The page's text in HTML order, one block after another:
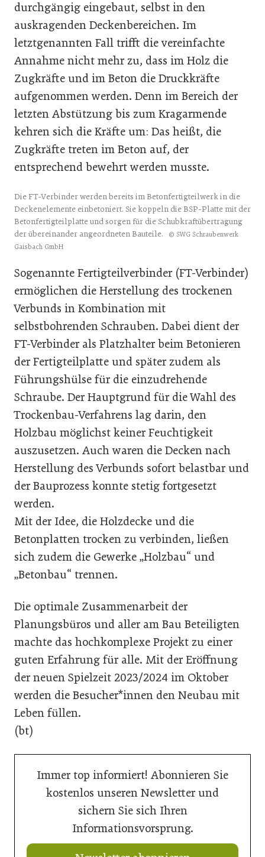
durchgängig eingebaut, selbst in den
auskragenden Deckenbereichen. Im
letztgenannten Fall trifft die vereinfachte
Annahme nicht mehr zu, dass im Holz die
Zugkräfte und im Beton die Druckkräfte
aufgenommen werden. Denn im Bereich der
letzten Abstützung bis zum Kragarmende
kehren sich die Kräfte um: Das heißt, die
Zugkräfte treten im Beton auf, der
entsprechend bewehrt werden musste.
Die FT-Verbinder werden bereits im Betonfertigteilwerk in die
Deckenelemente einbetoniert. Sie koppeln die BSP-Platte mit der
Betonfertigteilplatte und sorgen für die Schubkraftübertragung
der übereinander angeordneten Bauteile.
© SWG Schraubenwerk
Gaisbach GmbH
Sogenannte Fertigteilverbinder (FT-Verbinder)
ermöglichen die Herstellung des trockenen
Verbunds in Kombination mit
selbstbohrenden Schrauben. Dabei dient der
FT-Verbinder als Platzhalter beim Betonieren
der Fertigteilplatte und später zudem als
Führungshülse für die einzudrehende
Schraube. Der Hauptgrund für die Wahl des
Trockenbau-Verfahrens lag darin, den
Holzbau möglichst keiner Feuchtigkeit
auszusetzen. Auch waren die Decken nach
Herstellung des Verbunds sofort belastbar und
der Bauprozess konnte stetig fortgesetzt
werden.
Mit der Idee, die Holzdecke und die
Betonplatten trocken zu verbinden, ließen
sich zudem die Gewerke „Holzbau“ und
„Betonbau“ trennen.
Die optimale Zusammenarbeit der
Planungsbüros und aller am Bau Beteiligten
machte das hochkomplexe Projekt zu einer
guten Erfahrung für alle. Mit der Eröffnung
der neuen Spielzeit 2023/2024 im Oktober
werden die Besucher*innen den Neubau mit
Leben füllen.
(bt)
Immer top informiert! Abonnieren Sie
kostenlos unseren Newsletter und
sichern Sie sich Ihren
Informationsvorsprung.